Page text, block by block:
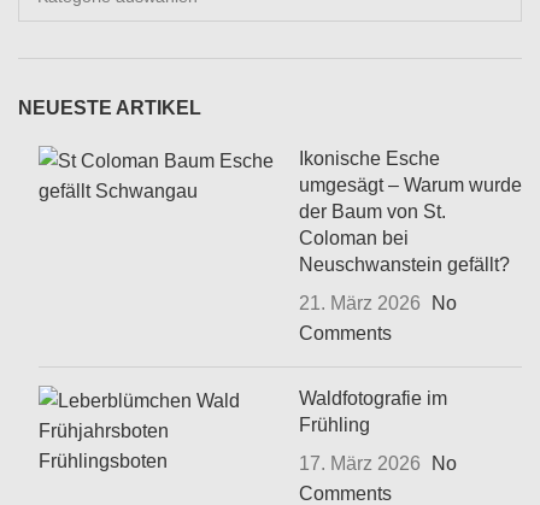
NEUESTE ARTIKEL
Ikonische Esche
umgesägt – Warum wurde
der Baum von St.
Coloman bei
Neuschwanstein gefällt?
21. März 2026
No
Comments
Waldfotografie im
Frühling
17. März 2026
No
Comments